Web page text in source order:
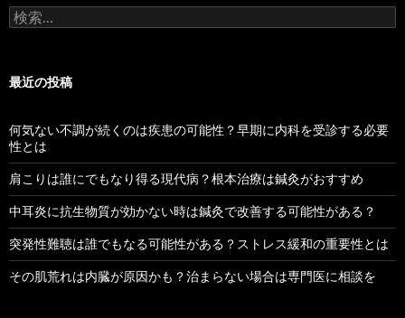
検索:
最近の投稿
何気ない不調が続くのは疾患の可能性？早期に内科を受診する必要
性とは
肩こりは誰にでもなり得る現代病？根本治療は鍼灸がおすすめ
中耳炎に抗生物質が効かない時は鍼灸で改善する可能性がある？
突発性難聴は誰でもなる可能性がある？ストレス緩和の重要性とは
その肌荒れは内臓が原因かも？治まらない場合は専門医に相談を